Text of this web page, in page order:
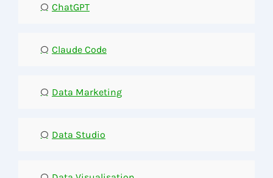
ChatGPT
Claude Code
Data Marketing
Data Studio